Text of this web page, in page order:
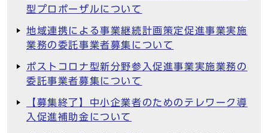
型プロポーザルについて
地域連携による事業継続計画策定促進事業実施
業務の委託事業者募集について
ポストコロナ型新分野参入促進事業実施業務の
委託事業者募集について
【募集終了】中小企業者のためのテレワーク導
入促進補助金について